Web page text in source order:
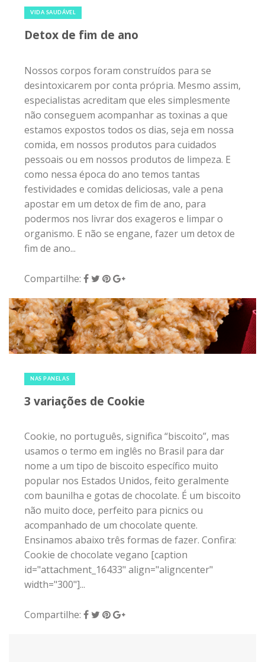
VIDA SAUDÁVEL
Detox de fim de ano
Nossos corpos foram construídos para se
desintoxicarem por conta própria. Mesmo assim,
especialistas acreditam que eles simplesmente
não conseguem acompanhar as toxinas a que
estamos expostos todos os dias, seja em nossa
comida, em nossos produtos para cuidados
pessoais ou em nossos produtos de limpeza. E
como nessa época do ano temos tantas
festividades e comidas deliciosas, vale a pena
apostar em um detox de fim de ano, para
podermos nos livrar dos exageros e limpar o
organismo. E não se engane, fazer um detox de
fim de ano...
Compartilhe:
NAS PANELAS
3 variações de Cookie
Cookie, no português, significa “biscoito”, mas
usamos o termo em inglês no Brasil para dar
nome a um tipo de biscoito específico muito
popular nos Estados Unidos, feito geralmente
com baunilha e gotas de chocolate. É um biscoito
não muito doce, perfeito para picnics ou
acompanhado de um chocolate quente.
Ensinamos abaixo três formas de fazer. Confira:
Cookie de chocolate vegano [caption
id="attachment_16433" align="aligncenter"
width="300"]...
Compartilhe: